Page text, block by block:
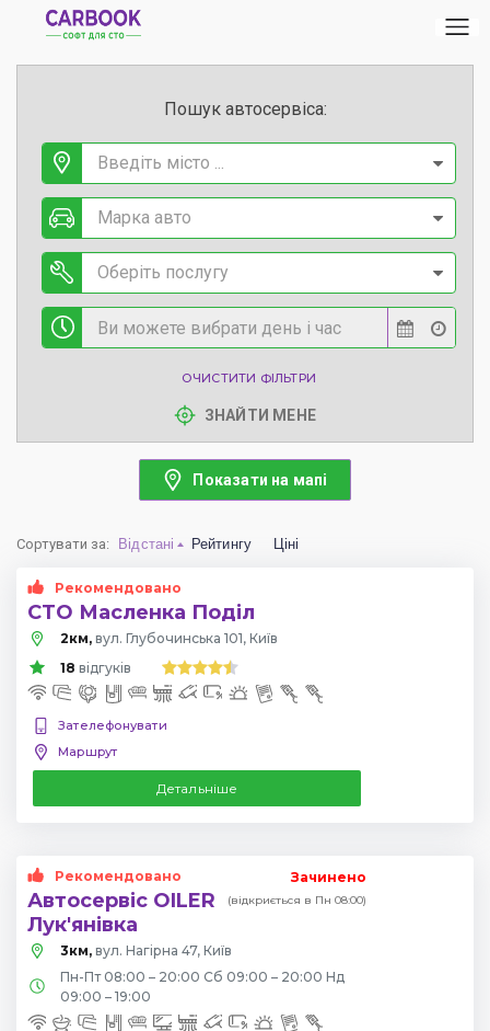
Пошук автосервіса:
Введіть місто ...
Марка авто
Оберіть послугу
ОЧИСТИТИ ФІЛЬТРИ
ЗНАЙТИ МЕНЕ
Показати на мапі
Сортувати за: Відстані Рейтингу Ціні
Рекомендовано
СТО Масленка Поділ
2км, вул. Глубочинська 101, Київ
18 відгуків
Зателефонувати
Маршрут
Детальніше
Рекомендовано
Автосервіс OILER
Лук'янівка
Зачинено
(відкриється в Пн 08:00)
3км, вул. Нагірна 47, Київ
Пн-Пт 08:00 – 20:00 Сб 09:00 – 20:00 Нд
09:00 – 19:00